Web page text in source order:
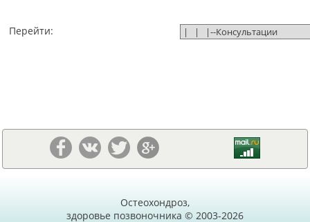
Перейти:
Остеохондроз,
здоровье позвоночника © 2003-2026